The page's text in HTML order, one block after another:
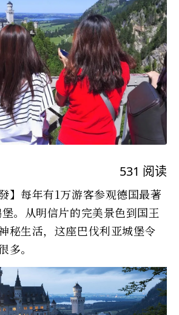
531 阅读
】每年有1万游客参观德国最著
。从明信片的完美景色到国王
秘生活，这座巴伐利亚城堡令
多。